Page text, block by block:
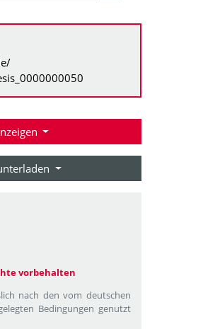
vorbehalten
nach den vom deutschen
Bedingungen genutzt